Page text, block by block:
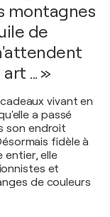
montagnes
de
... »
vivant en
a passé
son endroit
fidèle à
entier, elle
et
de couleurs